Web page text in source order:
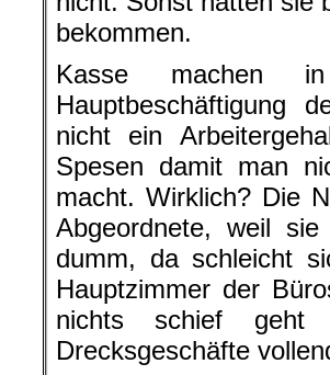
bekommen.
Kasse machen
Hauptbeschäftigung
nicht ein
Spesen damit man
macht. Wirklich? Die
Abgeordnete, weil
dumm, da schleicht
Hauptzimmer der
nichts schief
Drecksgeschäfte